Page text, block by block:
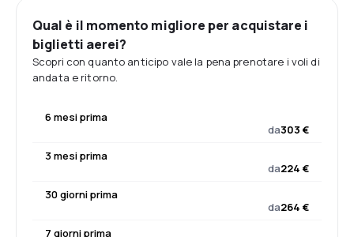
Qual è il momento migliore per acquistare i
biglietti aerei?
Scopri con quanto anticipo vale la pena prenotare i voli di
andata e ritorno.
6 mesi prima
da303 €
3 mesi prima
da224 €
30 giorni prima
da264 €
7 giorni prima